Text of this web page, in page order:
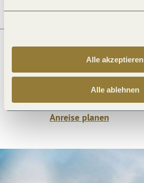
Alle akzeptieren
Alle ablehnen
Was möchtest du als nächstes tun?
Anreise planen